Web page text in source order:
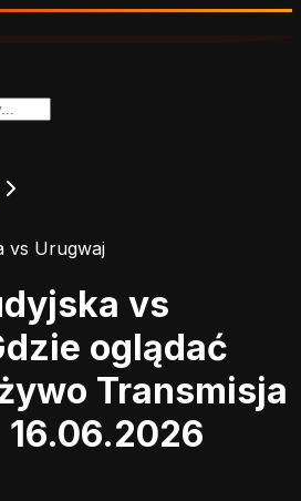
vs Urugwaj
vs
oglądać
Transmisja